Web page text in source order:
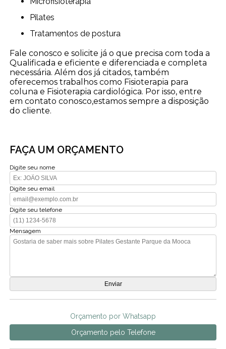
Pilates
Tratamentos de postura
Fale conosco e solicite já o que precisa com toda a
Qualificada e eficiente e diferenciada e completa
necessária. Além dos já citados, também
oferecemos trabalhos como Fisioterapia para
coluna e Fisioterapia cardiológica. Por isso, entre
em contato conosco,estamos sempre a disposição
do cliente.
FAÇA UM ORÇAMENTO
Digite seu nome
Digite seu email
Digite seu telefone
Mensagem
Orçamento por Whatsapp
Orçamento pelo Telefone